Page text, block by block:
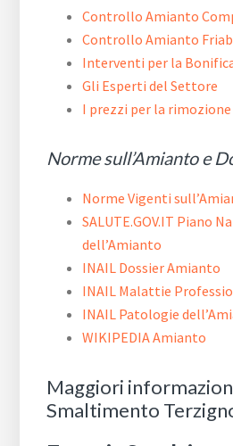
Controllo Amianto
Controllo Amianto
Interventi per la
Gli Esperti del Settore
I prezzi per la rimozione
Norme sull’Amianto e
Norme Vigenti
SALUTE.GOV.IT Piano
dell’Amianto
INAIL Dossier Amianto
INAIL Malattie
INAIL Patologie
WIKIPEDIA Amianto
Maggiori
Smaltimento